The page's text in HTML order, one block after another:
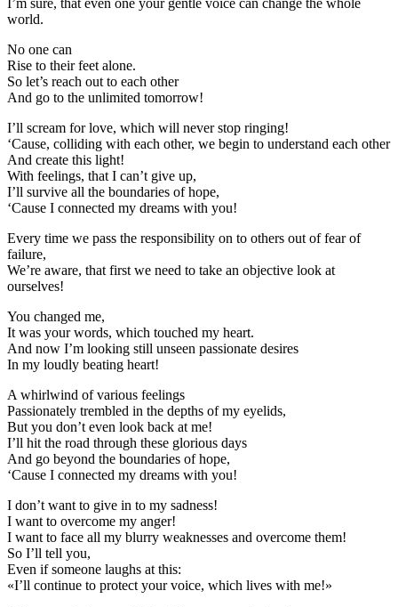
I’m sure, that even one your gentle voice can change the whole
world.
No one can
Rise to their feet alone.
So let’s reach out to each other
And go to the unlimited tomorrow!
I’ll scream for love, which will never stop ringing!
‘Cause, colliding with each other, we begin to understand each other
And create this light!
With feelings, that I can’t give up,
I’ll survive all the boundaries of hope,
‘Cause I connected my dreams with you!
Every time we pass the responsibility on to others out of fear of
failure,
We’re aware, that first we need to take an objective look at
ourselves!
You changed me,
It was your words, which touched my heart.
And now I’m looking still unseen passionate desires
In my loudly beating heart!
A whirlwind of various feelings
Passionately trembled in the depths of my eyelids,
But you don’t even look back at me!
I’ll hit the road through these glorious days
And go beyond the boundaries of hope,
‘Cause I connected my dreams with you!
I don’t want to give in to my sadness!
I want to overcome my anger!
I want to face all my blurry weaknesses and overcome them!
So I’ll tell you,
Even if someone laughs at this:
«I’ll continue to protect your voice, which lives with me!»